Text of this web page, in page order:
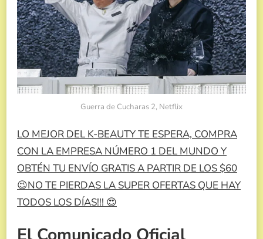
Guerra de Cucharas 2, Netflix
LO MEJOR DEL K-BEAUTY TE ESPERA, COMPRA
CON LA EMPRESA NÚMERO 1 DEL MUNDO Y
OBTÉN TU ENVÍO GRATIS A PARTIR DE LOS $60
😉NO TE PIERDAS LA SUPER OFERTAS QUE HAY
TODOS LOS DÍAS!!! 😍